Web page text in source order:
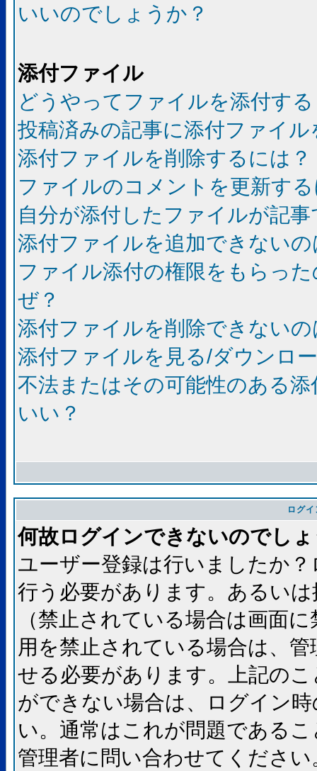
いいのでしょうか？
添付ファイル
どうやってファイルを添付す
投稿済みの記事に添付ファイ
添付ファイルを削除するには？
ファイルのコメントを更新す
自分が添付したファイルが記
添付ファイルを追加できない
ファイル添付の権限をもらっ
ぜ？
添付ファイルを削除できない
添付ファイルを見る/ダウンロ
不法またはその可能性のある
いい？
ログ
何故ログインできないのでし
ユーザー登録は行いましたか
行う必要があります。あるい
（禁止されている場合は画面
用を禁止されている場合は、
せる必要があります。上記の
ができない場合は、ログイン
い。通常はこれが問題である
管理者に問い合わせてください